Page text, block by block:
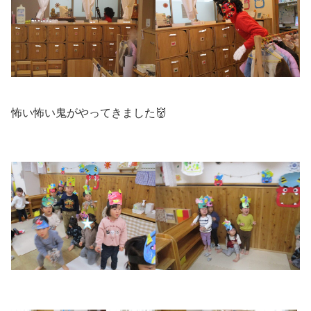
怖い怖い鬼がやってきました👹